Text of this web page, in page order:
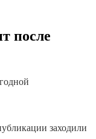
после
заходили